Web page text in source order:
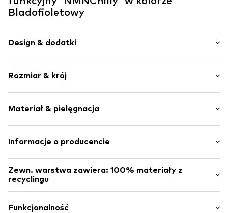
Bladofioletowy
Design & dodatki
Pikowania
Gładka tkanina
Elementy odblaskowe
Zamek błyskawiczny
Rozmiar & krój
Długość: Długi / Maxi
Krój: Regularny krój
Materiał & pielęgnacja
Materiał wierzchni: 100% Poliester - PES (z recyclingu)
Informacje o producencie
Modering 1
22457 Hamburg
DE
www.bestseller.com
Zewn. warstwa zawiera: 100% materiały z
recyclingu
Dowód: Deklaracja dostawcy dotycząca niezależnego
Funkcjonalność